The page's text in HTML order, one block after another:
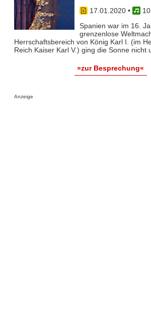
17.01.2020•
Spanien war im 16.
grenzenlose
Herrschaftsbereich von König Karl I. (im
Reich Kaiser Karl V.) ging die Sonne nicht
»zur Besprechung«
Anzeige